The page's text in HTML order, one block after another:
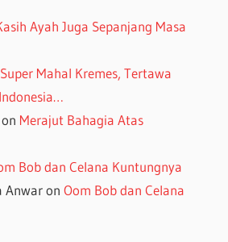
Ayah Juga Sepanjang Masa
Mahal Kremes, Tertawa
on Merajut Bahagia Atas
Bob dan Celana Kuntungnya
AnwaronOom Bob dan Celana